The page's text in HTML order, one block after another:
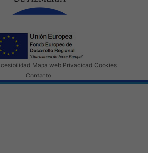
Mapa web Privacidad Cookies
Contacto